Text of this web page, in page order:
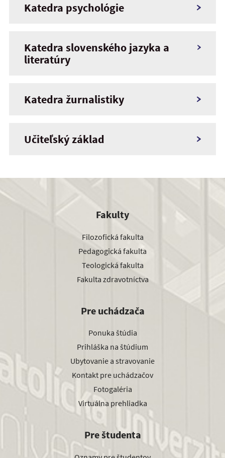
Katedra psychológie
Katedra slovenského jazyka a
literatúry
Katedra žurnalistiky
Učiteľský základ
Fakulty
Filozofická fakulta
Pedagogická fakulta
Teologická fakulta
Fakulta zdravotníctva
Pre uchádzača
Ponuka štúdia
Prihláška na štúdium
Ubytovanie a stravovanie
Kontakt pre uchádzačov
Fotogaléria
Virtuálna prehliadka
Pre študenta